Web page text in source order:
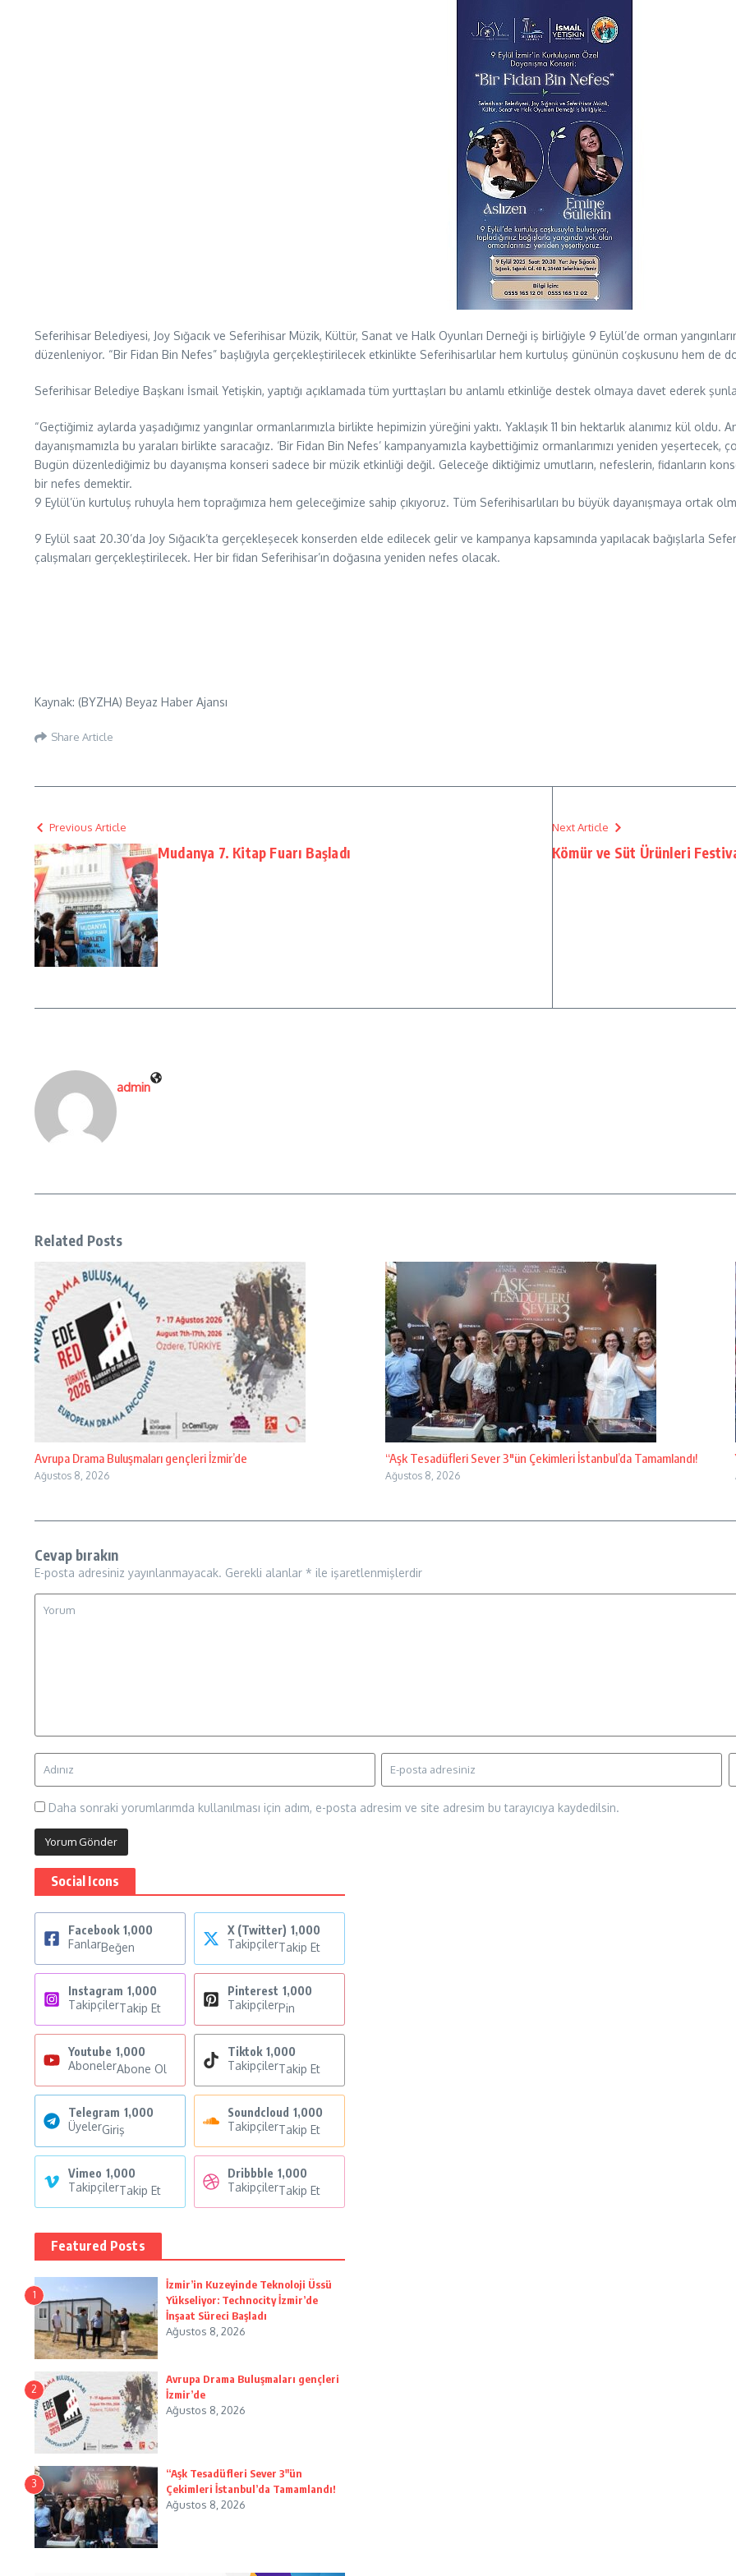
Seferihisar Belediyesi, Joy Sığacık ve Seferihisar Müzik, Kültür, Sanat ve Halk Oyunları Derneği iş birliğiyle 9 Eylül’de orman
düzenleniyor. “Bir Fidan Bin Nefes” başlığıyla gerçekleştirilecek etkinlikte Seferihisarlılar hem kurtuluş gününün coşkusunu hem de
Seferihisar Belediye Başkanı İsmail Yetişkin, yaptığı açıklamada tüm yurttaşları bu anlamlı etkinliğe destek olmaya davet ederek
“Geçtiğimiz aylarda yaşadığımız yangınlar ormanlarımızla birlikte hepimizin yüreğini yaktı. Yaklaşık 11 bin hektarlık alanımız kül
dayanışmamızla bu yaraları birlikte saracağız. ‘Bir Fidan Bin Nefes’ kampanyamızla kaybettiğimiz ormanlarımızı yeniden yeşertecek,
Bugün düzenlediğimiz bu dayanışma konseri sadece bir müzik etkinliği değil. Geleceğe diktiğimiz umutların, nefeslerin, fidanların
bir nefes demektir.
9 Eylül’ün kurtuluş ruhuyla hem toprağımıza hem geleceğimize sahip çıkıyoruz. Tüm Seferihisarlıları bu büyük dayanışmaya ortak
9 Eylül saat 20.30’da Joy Sığacık’ta gerçekleşecek konserden elde edilecek gelir ve kampanya kapsamında yapılacak bağışlarla
çalışmaları gerçekleştirilecek. Her bir fidan Seferihisar’ın doğasına yeniden nefes olacak.
Kaynak: (BYZHA) Beyaz Haber Ajansı
Share Article
Previous Article
Mudanya 7. Kitap Fuarı Başladı
Next Article
Kömür ve Süt Ürünleri
admin
Related Posts
Avrupa Drama Buluşmaları gençleri İzmir’de
Ağustos 8, 2026
“Aşk Tesadüfleri Sever 3″ün Çekimleri İstanbul’da Tamamlandı!
Ağustos 8, 2026
Cevap bırakın
E-posta adresiniz yayınlanmayacak. Gerekli alanlar * ile işaretlenmişlerdir
Daha sonraki yorumlarımda kullanılması için adım, e-posta adresim ve site adresim bu tarayıcıya kaydedilsin.
Social Icons
Facebook 1,000
FanlarBeğen
X (Twitter) 1,000
TakipçilerTakip Et
Instagram 1,000
TakipçilerTakip Et
Pinterest 1,000
TakipçilerPin
Youtube 1,000
AbonelerAbone Ol
Tiktok 1,000
TakipçilerTakip Et
Telegram 1,000
ÜyelerGiriş
Soundcloud 1,000
TakipçilerTakip Et
Vimeo 1,000
TakipçilerTakip Et
Dribbble 1,000
TakipçilerTakip Et
Featured Posts
1
İzmir’in Kuzeyinde Teknoloji Üssü
Yükseliyor: Technocity İzmir’de
İnşaat Süreci Başladı
Ağustos 8, 2026
2
Avrupa Drama Buluşmaları gençleri
İzmir’de
Ağustos 8, 2026
3
“Aşk Tesadüfleri Sever 3″ün
Çekimleri İstanbul’da Tamamlandı!
Ağustos 8, 2026